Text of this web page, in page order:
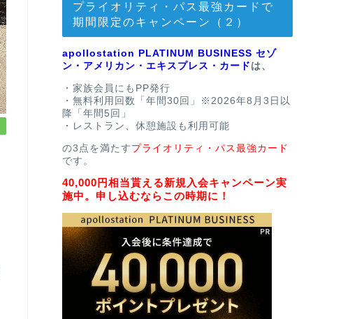
プライオリティ・パス最強カードで
期間限定のキャンペーン（２）
apollostation PLATINUM BUSINESS セゾ
ン・アメリカン・エキスプレス・カード は、
・家族会員にもPP発行
・無料利用回数「年間30回」※2026年8月3日以
降「年間5回」
・レストラン、休憩施設も利用可能
の3点を満たす プライオリティ・パス最強カード
です。
40,000円相当貰える新規入会キャンペーン実
施中。申し込むならこの時期に！